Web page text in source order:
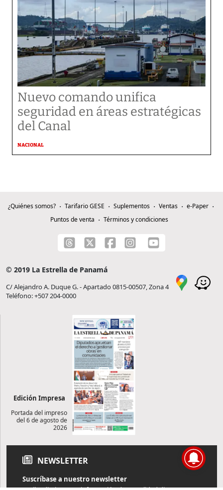
Nuevo comando unifica
seguridad en áreas estratégicas
del Canal
NACIONAL
¿Quiénes somos? Tarifario GESE Suplementos Ventas
e-Paper
Puntos de venta
Términos y condiciones
© 2019 La Estrella de Panamá
C/ Alejandro A. Duque G. - Apartado 0815-00507, Zona 4
Teléfono: +507 204-0000
Edición Impresa
Portada del impreso
del 6 de agosto de
2026
NEWSLETTER
Suscríbase a nuestro newsletter